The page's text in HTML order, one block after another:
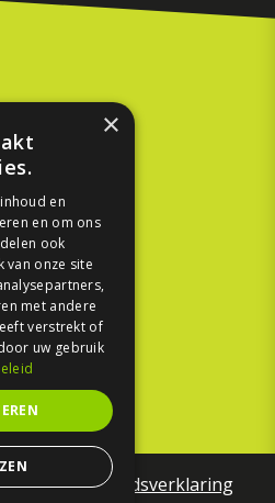
×
en
en om ons
ook
van onze site
met andere
verstrekt of
uw gebruik